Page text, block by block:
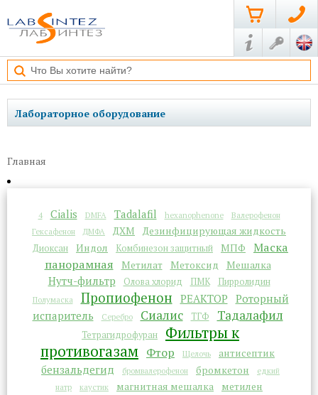
Лабораторное оборудование
Главная
4 Cialis DMFA Tadalafil hexanophenone
Валерофенон
Гексафенон
ДМФА ДХМ Дезинфицирующая жидкость
Диоксан Индол Комбинезон защитный МПФ
Маска
панорамная
Метилат Метоксид Мешалка
Нутч-фильтр Олова хлорид ПМК Пирролидин
Полумаска Пропиофенон РЕАКТОР Роторный
испаритель
Серебро Сиалис ТГФ Тадалафил
Тетрагидрофуран
Фильтры к
противогазам Фтор Щелочь антисептик
бензальдегид бромвалерофенон бромкетон
едкий
натр
каустик магнитная мешалка
метилен